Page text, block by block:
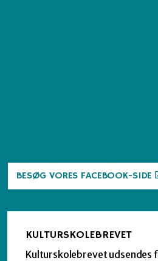
BESØG VORES FACEBOOK-SIDE
KULTURSKOLEBREVET
Kulturskolebrevet udsendes